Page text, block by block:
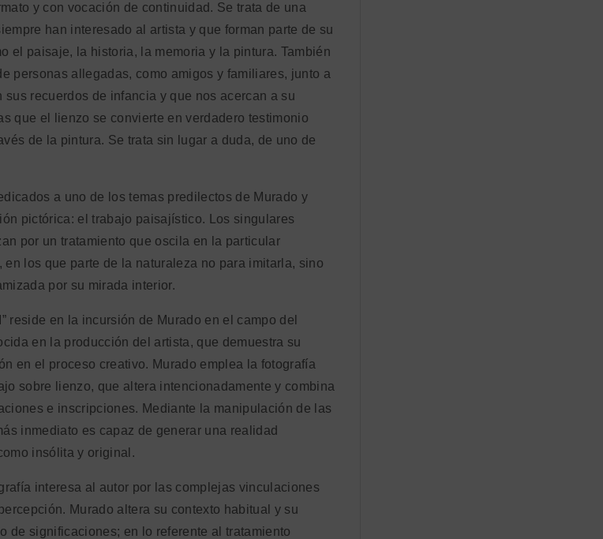
y con vocación de continuidad. Se trata de una
han interesado al artista y que forman parte de su
el paisaje, la historia, la memoria y la pintura. También
personas allegadas, como amigos y familiares, junto a
recuerdos de infancia y que nos acercan a su
que el lienzo se convierte en verdadero testimonio
de la pintura. Se trata sin lugar a duda, de uno de
a uno de los temas predilectos de Murado y
pictórica: el trabajo paisajístico. Los singulares
por un tratamiento que oscila en la particular
los que parte de la naturaleza no para imitarla, sino
por su mirada interior.
reside en la incursión de Murado en el campo del
en la producción del artista, que demuestra su
en el proceso creativo. Murado emplea la fotografía
sobre lienzo, que altera intencionadamente y combina
e inscripciones. Mediante la manipulación de las
inmediato es capaz de generar una realidad
insólita y original.
interesa al autor por las complejas vinculaciones
Murado altera su contexto habitual y su
de significaciones; en lo referente al tratamiento